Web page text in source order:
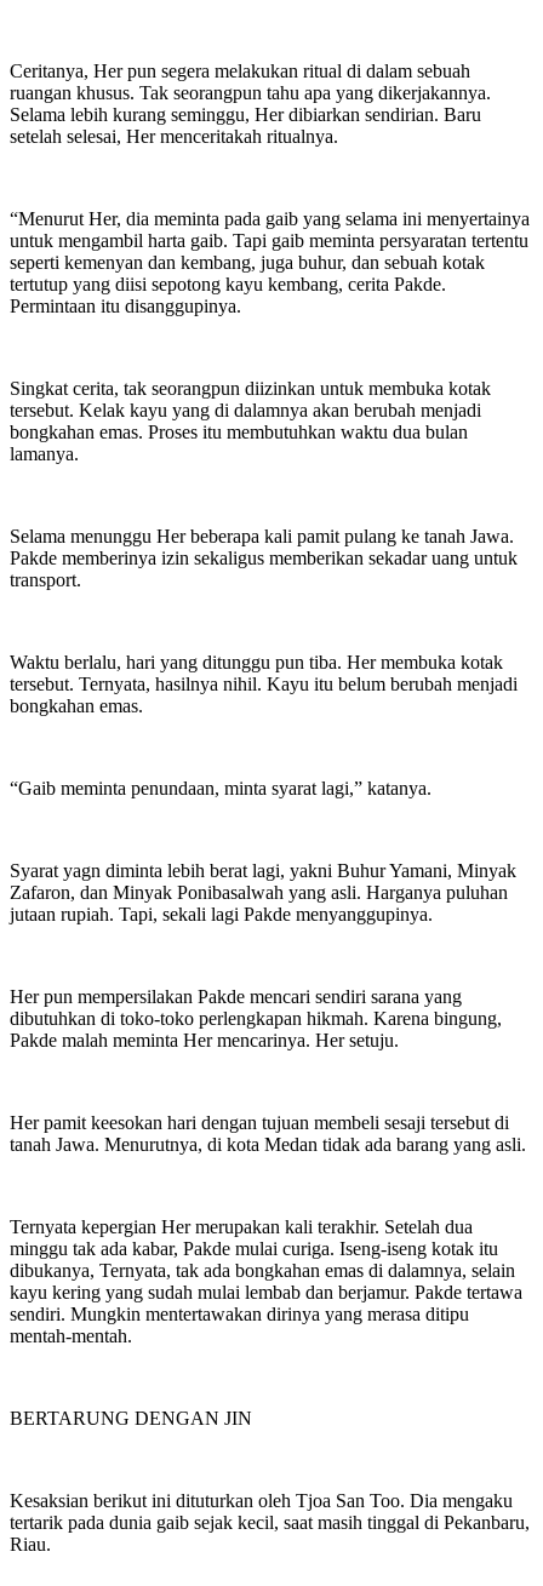
Ceritanya, Her pun segera melakukan ritual di dalam sebuah
ruangan khusus. Tak seorangpun tahu apa yang dikerjakannya.
Selama lebih kurang seminggu, Her dibiarkan sendirian. Baru
setelah selesai, Her menceritakah ritualnya.
“Menurut Her, dia meminta pada gaib yang selama ini menyertainya
untuk mengambil harta gaib. Tapi gaib meminta persyaratan tertentu
seperti kemenyan dan kembang, juga buhur, dan sebuah kotak
tertutup yang diisi sepotong kayu kembang, cerita Pakde.
Permintaan itu disanggupinya.
Singkat cerita, tak seorangpun diizinkan untuk membuka kotak
tersebut. Kelak kayu yang di dalamnya akan berubah menjadi
bongkahan emas. Proses itu membutuhkan waktu dua bulan
lamanya.
Selama menunggu Her beberapa kali pamit pulang ke tanah Jawa.
Pakde memberinya izin sekaligus memberikan sekadar uang untuk
transport.
Waktu berlalu, hari yang ditunggu pun tiba. Her membuka kotak
tersebut. Ternyata, hasilnya nihil. Kayu itu belum berubah menjadi
bongkahan emas.
“Gaib meminta penundaan, minta syarat lagi,” katanya.
Syarat yagn diminta lebih berat lagi, yakni Buhur Yamani, Minyak
Zafaron, dan Minyak Ponibasalwah yang asli. Harganya puluhan
jutaan rupiah. Tapi, sekali lagi Pakde menyanggupinya.
Her pun mempersilakan Pakde mencari sendiri sarana yang
dibutuhkan di toko-toko perlengkapan hikmah. Karena bingung,
Pakde malah meminta Her mencarinya. Her setuju.
Her pamit keesokan hari dengan tujuan membeli sesaji tersebut di
tanah Jawa. Menurutnya, di kota Medan tidak ada barang yang asli.
Ternyata kepergian Her merupakan kali terakhir. Setelah dua
minggu tak ada kabar, Pakde mulai curiga. Iseng-iseng kotak itu
dibukanya, Ternyata, tak ada bongkahan emas di dalamnya, selain
kayu kering yang sudah mulai lembab dan berjamur. Pakde tertawa
sendiri. Mungkin mentertawakan dirinya yang merasa ditipu
mentah-mentah.
BERTARUNG DENGAN JIN
Kesaksian berikut ini dituturkan oleh Tjoa San Too. Dia mengaku
tertarik pada dunia gaib sejak kecil, saat masih tinggal di Pekanbaru,
Riau.